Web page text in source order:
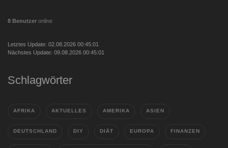
8 Benutzer online
Letztes Update: 02.08.2026 00:45:01
Nächstes Update: 09.08.2026 00:45:01
Schlagwörter
AFRIKA AKTUELLES AMERIKA ASIEN
DEUTSCHLAND DIY DIÄT EUROPA FINANZEN